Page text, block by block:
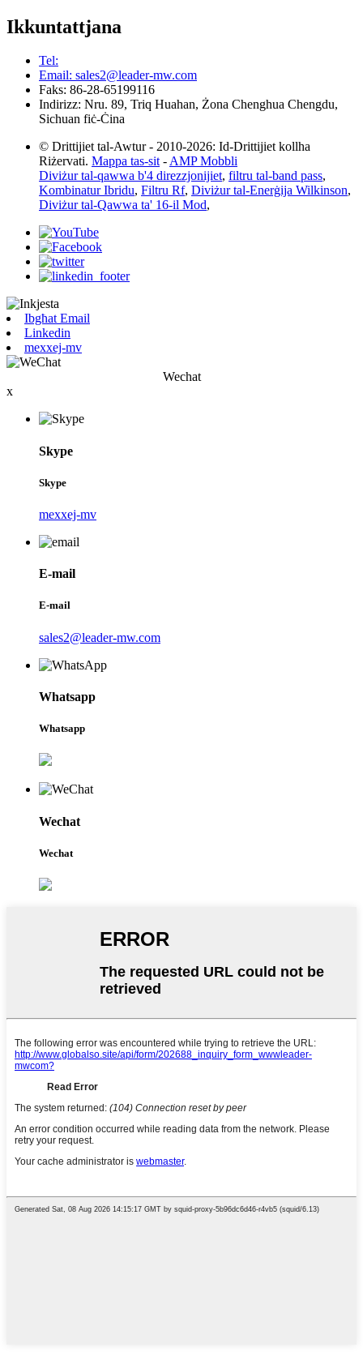
Ikkuntattjana
Tel:
Email: sales2@leader-mw.com
Faks: 86-28-65199116
Indirizz: Nru. 89, Triq Huahan, Żona Chenghua Chengdu,
Sichuan fiċ-Ċina
© Drittijiet tal-Awtur - 2010-2026: Id-Drittijiet kollha
Riżervati. Mappa tas-sit-AMP Mobbli
Diviżur tal-qawwa b'4 direzzjonijiet, filtru tal-band pass,
Kombinatur Ibridu, Filtru Rf, Diviżur tal-Enerġija Wilkinson,
Diviżur tal-Qawwa ta' 16-il Mod,
Ibgħat Email
Linkedin
mexxej-mv
Wechat
x
Skype
Skype
mexxej-mv
E-mail
E-mail
sales2@leader-mw.com
Whatsapp
Whatsapp
Wechat
Wechat